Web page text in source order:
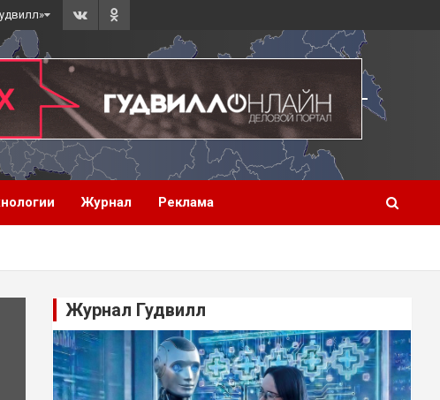
Журнал Реклама
Журнал Гудвилл